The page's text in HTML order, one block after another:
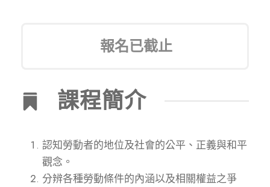
報名已截止
課程簡介
認知勞動者的地位及社會的公平、正義與和平
觀念。
分辨各種勞動條件的內涵以及相關權益之爭